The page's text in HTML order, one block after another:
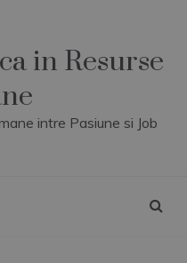
in Resurse
intre Pasiune si Job